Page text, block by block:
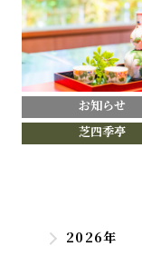
お知らせ
芝四季亭
2026年